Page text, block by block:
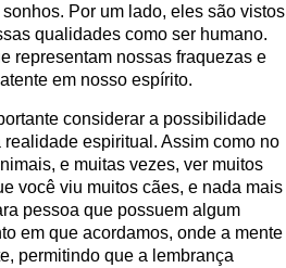
Por um lado, eles são vistos
qualidades como ser humano.
representam nossas fraquezas e
em nosso espírito.
considerar a possibilidade
espiritual. Assim como no
e muitas vezes, ver muitos
você viu muitos cães, e nada mais
pessoa que possuem algum
em que acordamos, onde a mente
permitindo que a lembrança